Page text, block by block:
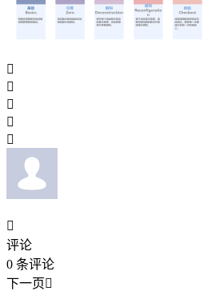






评论
0 条评论
下一页